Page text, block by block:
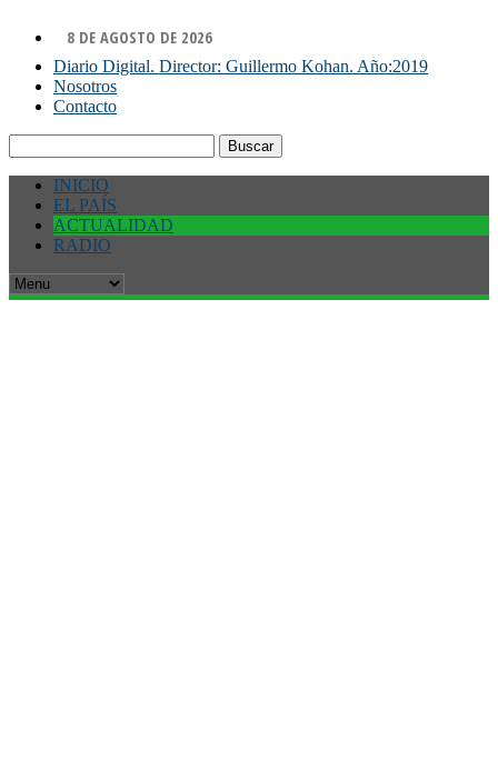
8 DE AGOSTO DE 2026
Diario Digital. Director: Guillermo Kohan. Año:2019
Nosotros
Contacto
INICIO
EL PAÍS
ACTUALIDAD
RADIO